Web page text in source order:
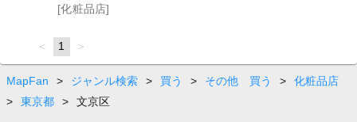
[化粧品店]
page
You're
on
page
1 page
MapFan > ジャンル検索 > 買う > その他 買う >
化粧品店
>
東京都 > 文京区